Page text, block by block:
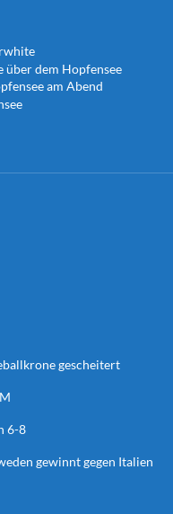
gescheitert
6-8
gewinnt gegen Italien